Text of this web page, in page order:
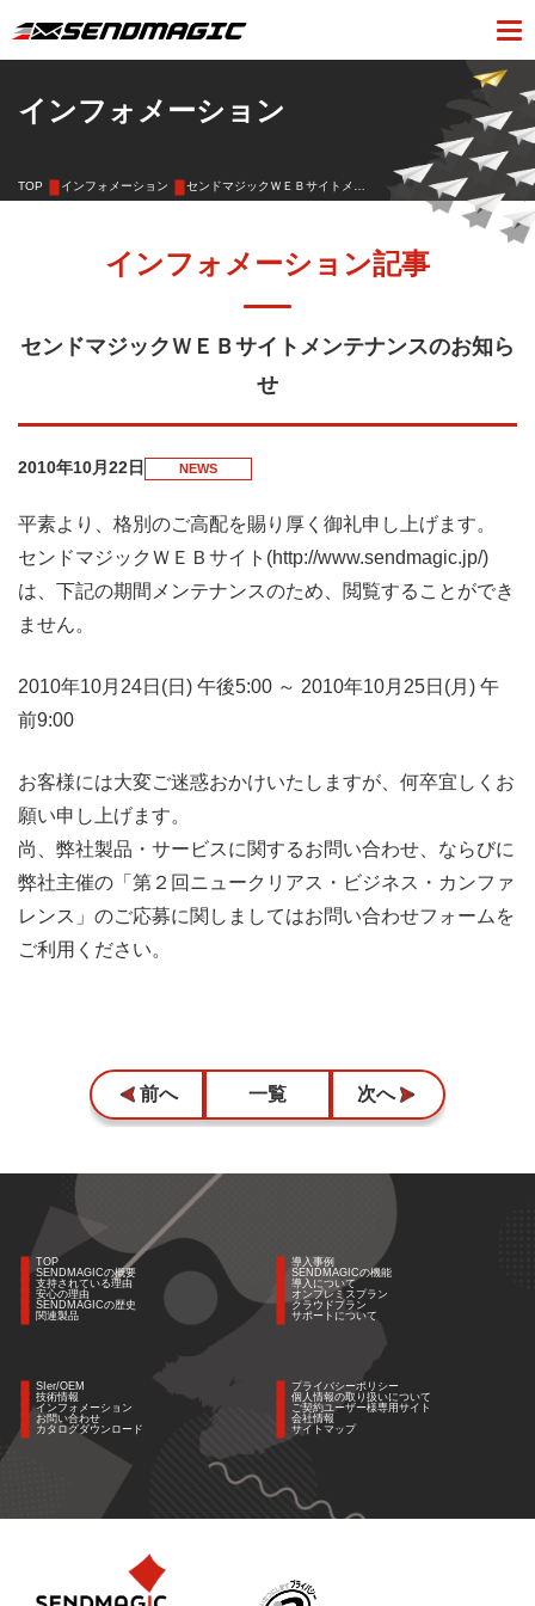
インフォメーション
TOP インフォメーション
インフォメーション記事
センドマジックＷＥＢサイトメンテナンスのお知ら
せ
2010年10月22日 NEWS
平素より、格別のご高配を賜り厚く御礼申し上げます。
センドマジックＷＥＢサイト(http://www.sendmagic.jp/)
は、下記の期間メンテナンスのため、閲覧することができ
ません。
2010年10月24日(日) 午後5:00 ～ 2010年10月25日(月) 午
前9:00
お客様には大変ご迷惑おかけいたしますが、何卒宜しくお
願い申し上げます。
尚、弊社製品・サービスに関するお問い合わせ、ならびに
弊社主催の「第２回ニュークリアス・ビジネス・カンファ
レンス」のご応募に関しましてはお問い合わせフォームを
ご利用ください。
前へ 一覧 次へ
TOP
SENDMAGICの概要
支持されている理由
安心の理由
SENDMAGICの歴史
関連製品
導入事例
SENDMAGICの機能
導入について
オンプレミスプラン
クラウドプラン
サポートについて
SIer/OEM
技術情報
インフォメーション
お問い合わせ
カタログダウンロード
プライバシーポリシー
個人情報の取り扱いについて
ご契約ユーザー様専用サイト
会社情報
サイトマップ